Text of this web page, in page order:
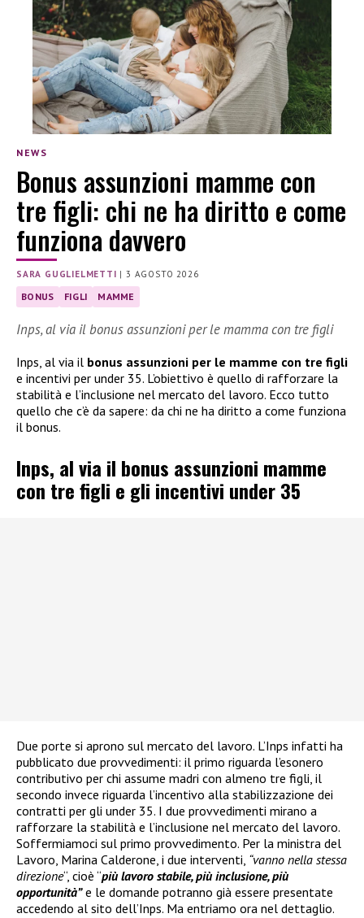
NEWS
Bonus assunzioni mamme con
tre figli: chi ne ha diritto e come
funziona davvero
SARA GUGLIELMETTI |3 AGOSTO 2026
BONUS FIGLI MAMME
Inps, al via il bonus assunzioni per le mamma con tre figli
Inps, al via il bonus assunzioni per le mamme con tre figli
e incentivi per under 35. L’obiettivo è quello di rafforzare la
stabilità e l’inclusione nel mercato del lavoro. Ecco tutto
quello che c’è da sapere: da chi ne ha diritto a come funziona
il bonus.
Inps, al via il bonus assunzioni mamme
con tre figli e gli incentivi under 35
Due porte si aprono sul mercato del lavoro. L’Inps infatti ha
pubblicato due provvedimenti: il primo riguarda l’esonero
contributivo per chi assume madri con almeno tre figli, il
secondo invece riguarda l’incentivo alla stabilizzazione dei
contratti per gli under 35. I due provvedimenti mirano a
rafforzare la stabilità e l’inclusione nel mercato del lavoro.
Soffermiamoci sul primo provvedimento. Per la ministra del
Lavoro, Marina Calderone, i due interventi, “vanno nella stessa
direzione“, cioè “più lavoro stabile, più inclusione, più
opportunità”e le domande potranno già essere presentate
accedendo al sito dell’Inps. Ma entriamo ora nel dettaglio.